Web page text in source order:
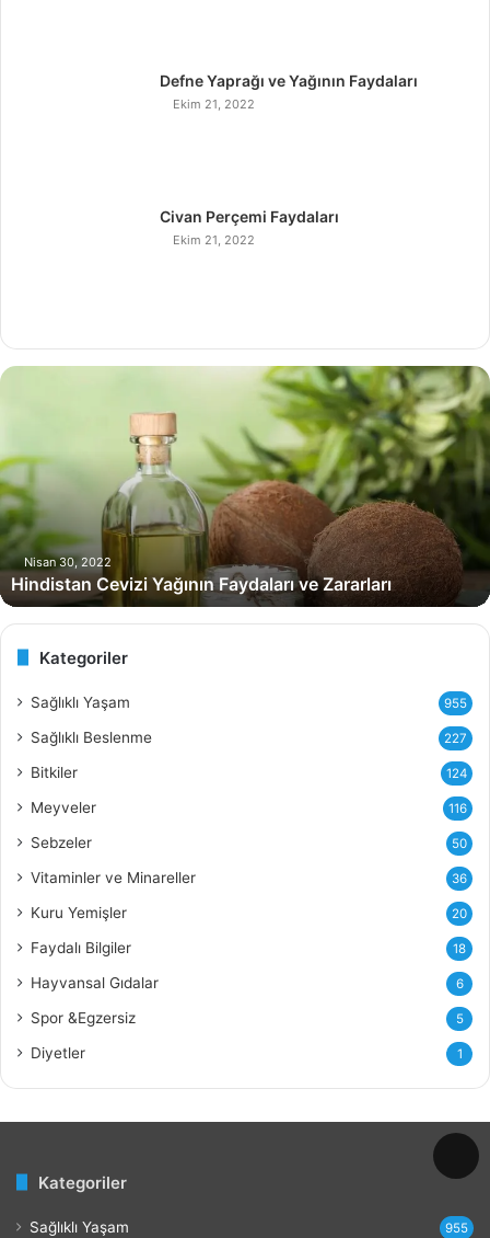
Defne Yaprağı ve Yağının Faydaları
Ekim 21, 2022
Civan Perçemi Faydaları
Ekim 21, 2022
H
i
s
t
a
e
Nisan 30, 2022
Hindistan Cevizi Yağının Faydaları ve Zararları
Kategoriler
Sağlıklı Yaşam 955
Sağlıklı Beslenme 227
Bitkiler 124
Meyveler 116
Sebzeler 50
Vitaminler ve Minareller 36
Kuru Yemişler 20
Faydalı Bilgiler 18
Hayvansal Gıdalar 6
Spor &Egzersiz 5
Diyetler 1
Kategoriler
Sağlıklı Yaşam 955